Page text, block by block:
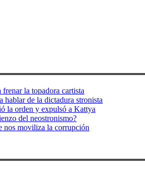
la topadora cartista
hablar de la dictadura stronista
la orden y expulsó a Kattya
del neostronismo?
nos moviliza la corrupción